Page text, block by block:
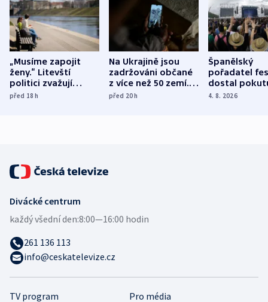
„Musíme zapojit
ženy.“ Litevští
politici zvažují
dohodu o
před 18h
Na Ukrajině jsou
zadržováni občané
z více než 50 zemí.
Bojovali na straně
před 20h
Španělský
pořadatel
dostal
nekalé
4. 8. 2026
TV program Pro média
Divácké centrum
každý všední den:8:00—16:00 hodin
261 136 113
info@ceskatelevize.cz